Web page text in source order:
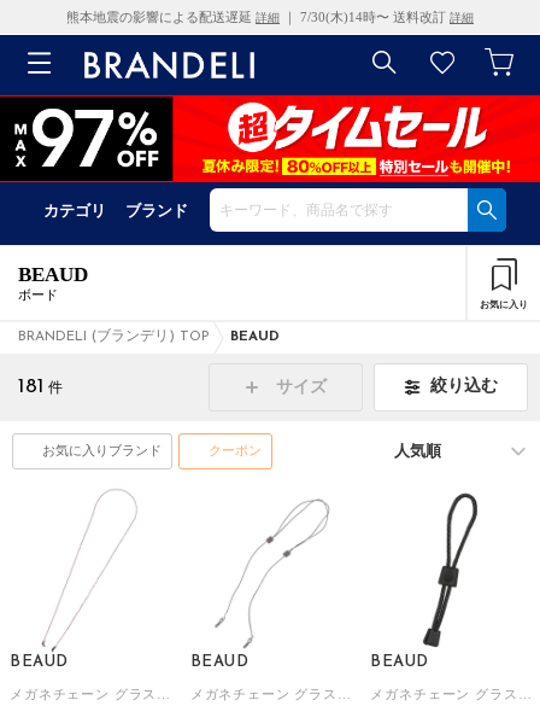
熊本地震の影響による配送遅延 詳細 ｜ 7/30(木)14時〜 送料改訂 詳細
カテゴリ ブランド
BEAUD
ボード
お気に入り
BRANDELI (ブランデリ) TOP BEAUD
181 件 サイズ 絞り込む
お気に入りブランド クーポン
BEAUD BEAUD BEAUD